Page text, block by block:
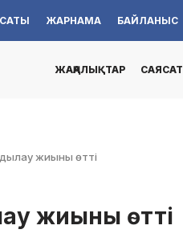
ЖАРНАМА БАЙЛАНЫС
ЖАҢАЛЫҚТАР САЯСАТ
жиыны өтті
жиыны өтті